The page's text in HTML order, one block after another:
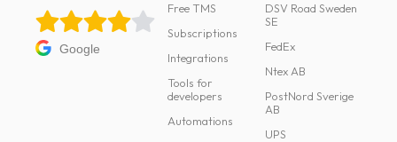
Google
Free TMS
Subscriptions
Integrations
Tools for
developers
Automations
DSV Road Sweden
SE
FedEx
Ntex AB
PostNord Sverige
AB
UPS